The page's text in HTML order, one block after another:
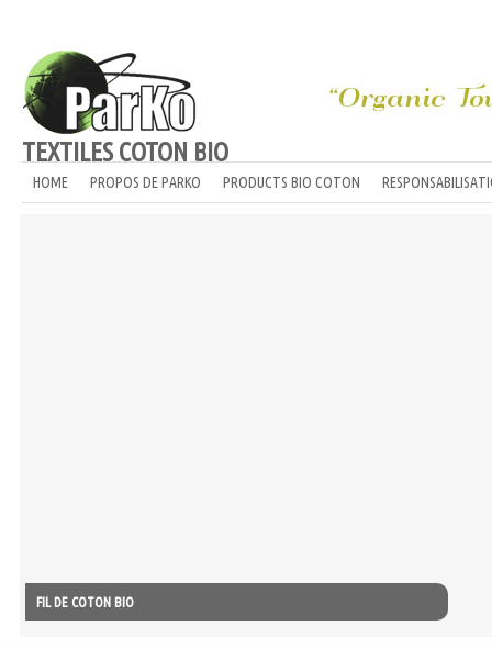
TEXTILES COTON BIO
HOME PROPOS DE PARKO PRODUCTS BIO COTON
FIL DE COTON BIO